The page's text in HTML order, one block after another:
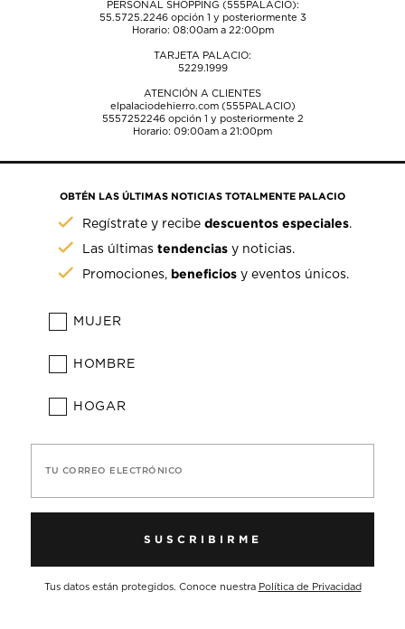
PERSONAL SHOPPING (555PALACIO):
55.5725.2246opción 1 y posteriormente 3
Horario: 08:00am a 22:00pm
TARJETA PALACIO:
5229.1999
ATENCIÓN A CLIENTES
elpalaciodehierro.com (555PALACIO)
5557252246opción 1 y posteriormente 2
Horario: 09:00am a 21:00pm
OBTÉN LAS ÚLTIMAS NOTICIAS TOTALMENTE PALACIO
Regístrate y recibedescuentos especiales.
Las últimastendencias y noticias.
Promociones, beneficios y eventos únicos.
MUJER
HOMBRE
HOGAR
TU CORREO ELECTRÓNICO
SUSCRIBIRME
Tus datos están protegidos. Conoce nuestra Política de Privacidad